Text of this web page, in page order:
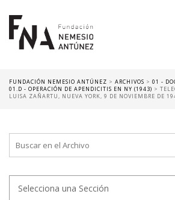
FUNDACIÓN NEMESIO ANTÚNEZ > ARCHIVOS > 01 -
01.D - OPERACIÓN DE APENDICITIS EN NY (1943) >
LUISA ZAÑARTU, NUEVA YORK, 9 DE NOVIEMBRE DE